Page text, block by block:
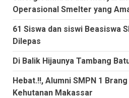
Operasional Smelter yang
61 Siswa dan siswi Beasiswa
Dilepas
Di Balik Hijaunya Tambang
Hebat.!!, Alumni SMPN 1
Kehutanan Makassar